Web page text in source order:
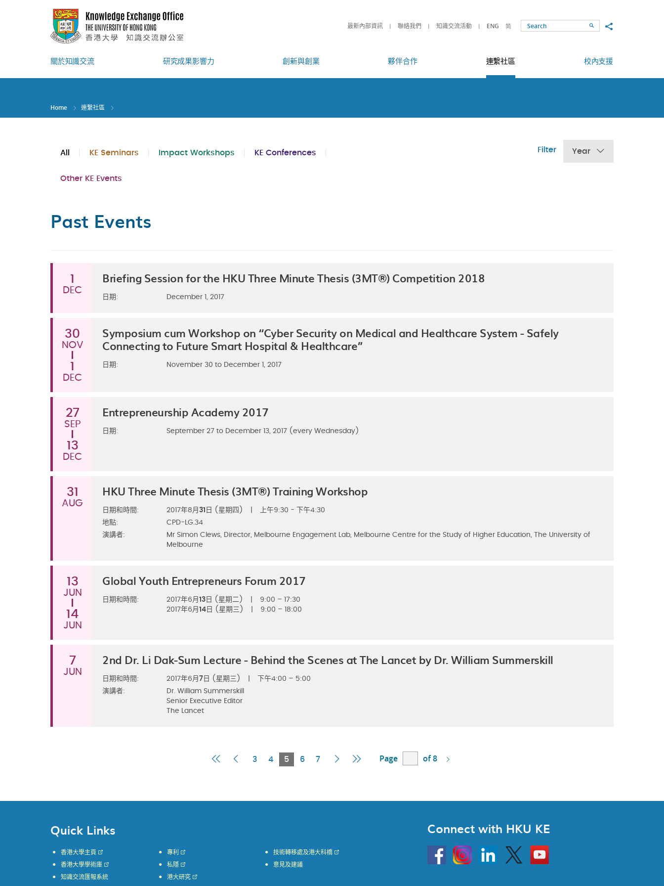
最新內部資訊 聯絡我們 知識交流活動 ENG 简 SearchShare to
關於知識交流 研究成果影響力 創新與創業 夥伴合作 連繫社區 校內支援
Home 連繫社區
All KE Seminars Impact Workshops KE Conferences
Other KE Events
Filter Year
Past Events
1
DEC
Briefing Session for the HKU Three Minute Thesis (3MT®) Competition 2018
日期: December 1, 2017
30
NOV
1
DEC
Symposium cum Workshop on “Cyber Security on Medical and Healthcare System - Safely
Connecting to Future Smart Hospital & Healthcare”
日期: November 30 to December 1, 2017
27
SEP
13
DEC
Entrepreneurship Academy 2017
日期: September 27 to December 13, 2017 (every Wednesday)
31
AUG
HKU Three Minute Thesis (3MT®) Training Workshop
日期和時間: 2017年8月 31 日 (星期四)
上午9:30 - 下午4:30
地點:
CPD-LG.34
演講者:
Mr Simon Clews, Director, Melbourne Engagement Lab, Melbourne Centre for the Study of Higher Education, The University of
Melbourne
13
JUN
14
JUN
Global Youth Entrepreneurs Forum 2017
日期和時間: 2017年6月 13 日 (星期二)
9:00 – 17:30
2017年6月 14 日 (星期三) 9:00 – 18:00
7
JUN
2nd Dr. Li Dak-Sum Lecture - Behind the Scenes at The Lancet by Dr. William Summerskill
日期和時間: 2017年6月 7 日 (星期三)
下午4:00 – 5:00
演講者:
Dr. William Summerskill
Senior Executive Editor
The Lancet
FirstPrevious
3 4 5Current
6 7
Next Last
Page of 8
Quick Links
香港大學主頁
香港大學學術庫
知識交流匯報系統
專利
私隱
港大研究
技術轉移處及港大科橋
意見及建議
Connect with HKU KE
HKU
InstagramLinkedin Twitter
Go
to
HKU